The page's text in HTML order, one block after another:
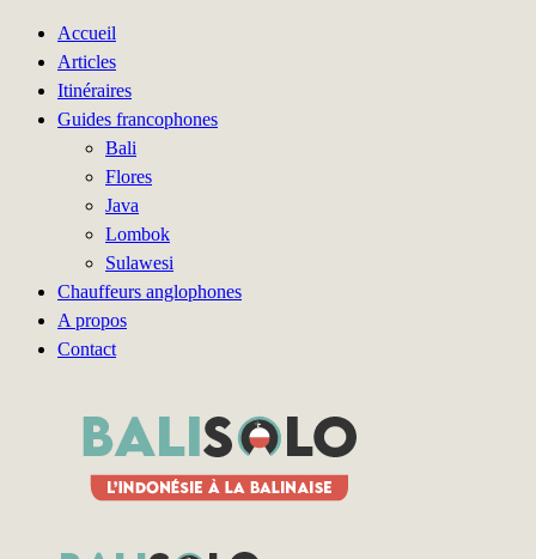
Accueil
Articles
Itinéraires
Guides francophones
Bali
Flores
Java
Lombok
Sulawesi
Chauffeurs anglophones
A propos
Contact